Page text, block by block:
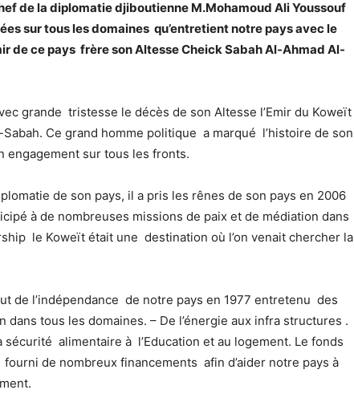
de la diplomatie djiboutienne M.Mohamoud Ali Youssouf
sur tous les domaines qu’entretient notre pays avec le
de ce pays frère son Altesse Cheick Sabah Al-Ahmad Al-
grande tristesse le décès de son Altesse l’Emir du Koweït
Ce grand homme politique a marqué l’histoire de son
engagement sur tous les fronts.
de son pays, il a pris les rênes de son pays en 2006
à de nombreuses missions de paix et de médiation dans
le Koweït était une destination où l’on venait chercher la
de l’indépendance de notre pays en 1977 entretenu des
tous les domaines. – De l’énergie aux infra structures .
sécurité alimentaire à l’Education et au logement. Le fonds
de nombreux financements afin d’aider notre pays à